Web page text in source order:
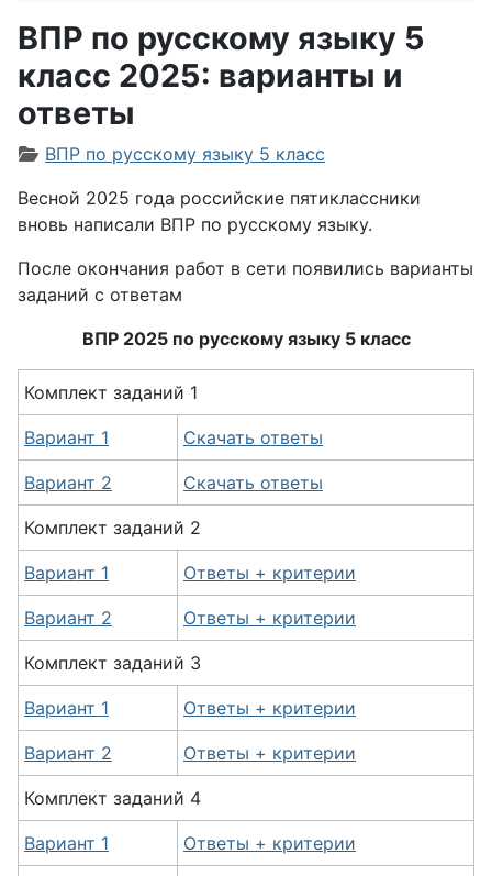
ВПР по русскому языку 5
класс 2025: варианты и
ответы
Информация о материале
ВПР по русскому языку 5 класс
Весной 2025 года российские пятиклассники
вновь написали ВПР по русскому языку.
После окончания работ в сети появились варианты
заданий с ответам
ВПР 2025 по русскому языку 5 класс
Комплект заданий 1
Вариант 1 Скачать ответы
Вариант 2 Скачать ответы
Комплект заданий 2
Вариант 1 Ответы + критерии
Вариант 2 Ответы + критерии
Комплект заданий 3
Вариант 1 Ответы + критерии
Вариант 2 Ответы + критерии
Комплект заданий 4
Вариант 1 Ответы + критерии